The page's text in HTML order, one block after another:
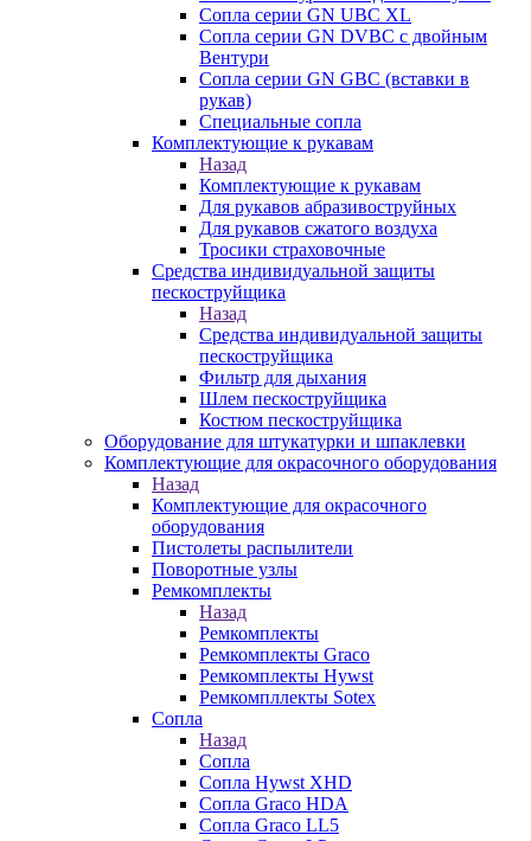
Сопла серии GN UBC XL
Сопла серии GN DVBC с двойным
Вентури
Сопла серии GN GBC (вставки в
рукав)
Специальные сопла
Комплектующие к рукавам
Назад
Комплектующие к рукавам
Для рукавов абразивоструйных
Для рукавов сжатого воздуха
Тросики страховочные
Средства индивидуальной защиты
пескоструйщика
Назад
Средства индивидуальной защиты
пескоструйщика
Фильтр для дыхания
Шлем пескоструйщика
Костюм пескоструйщика
Оборудование для штукатурки и шпаклевки
Комплектующие для окрасочного оборудования
Назад
Комплектующие для окрасочного
оборудования
Пистолеты распылители
Поворотные узлы
Ремкомплекты
Назад
Ремкомплекты
Ремкомплекты Graco
Ремкомплекты Hywst
Ремкомпллекты Sotex
Сопла
Назад
Сопла
Сопла Hywst XHD
Сопла Graco HDA
Сопла Graco LL5